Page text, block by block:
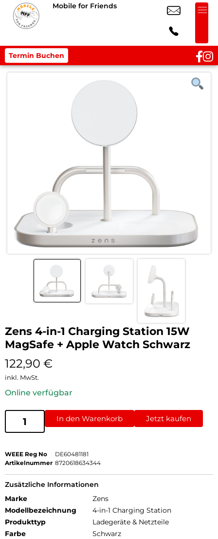
Mobile for Friends
Termin Buchen
Zens 4-in-1 Charging Station 15W
MagSafe + Apple Watch Schwarz
122,90 €
inkl. MwSt.
Online verfügbar
In den Warenkorb Jetzt kaufen
WEEE Reg No
DE60481181
Artikelnummer 8720618634344
Zusätzliche Informationen
Marke
Zens
Modellbezeichnung
4-in-1 Charging Station
Produkttyp
Ladegeräte & Netzteile
Farbe
Schwarz